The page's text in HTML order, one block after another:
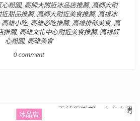
心粉圓, 高師大附近冰品店推薦, 高師大附
甜品推薦, 高師大附近美食推薦, 高雄冰
高雄小吃, 高雄必吃推薦, 高雄排隊美食, 高
推薦, 高雄文化中心附近美食推薦, 高雄紅
心粉圓, 高雄美食
0 comment
冰品店